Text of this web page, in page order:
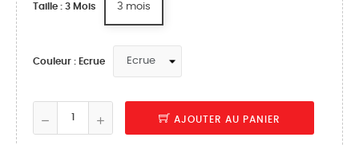
Taille : 3 Mois 3 mois
Couleur : Ecrue
AJOUTER AU PANIER